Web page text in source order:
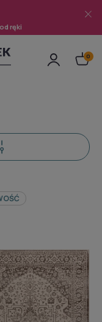
ręki